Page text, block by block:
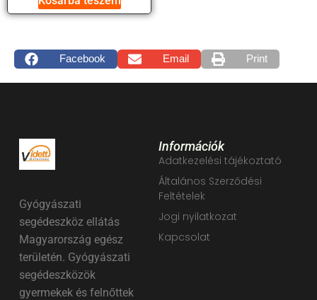
Facebook Email Print
Gyógyászati
segédeszköz ellátás
Magyarország egész
területén. Gyógyászati
segédeszközök
gyermekek és felnőttek
Információk
Adatkezelési tájékoztató
Általános Szerződési
Feltételek
Jogi nyilatkozat
Kapcsolat